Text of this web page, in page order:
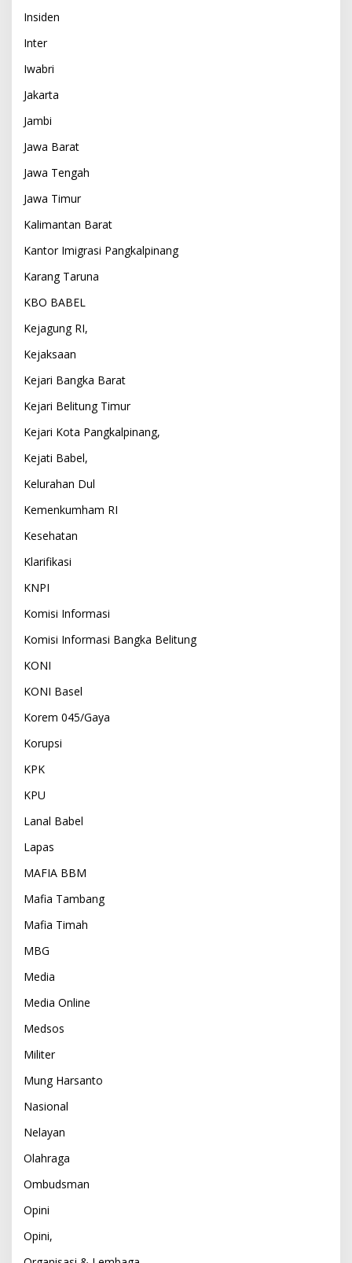
Insiden
Inter
Iwabri
Jakarta
Jambi
Jawa Barat
Jawa Tengah
Jawa Timur
Kalimantan Barat
Kantor Imigrasi Pangkalpinang
Karang Taruna
KBO BABEL
Kejagung RI,
Kejaksaan
Kejari Bangka Barat
Kejari Belitung Timur
Kejari Kota Pangkalpinang,
Kejati Babel,
Kelurahan Dul
Kemenkumham RI
Kesehatan
Klarifikasi
KNPI
Komisi Informasi
Komisi Informasi Bangka Belitung
KONI
KONI Basel
Korem 045/Gaya
Korupsi
KPK
KPU
Lanal Babel
Lapas
MAFIA BBM
Mafia Tambang
Mafia Timah
MBG
Media
Media Online
Medsos
Militer
Mung Harsanto
Nasional
Nelayan
Olahraga
Ombudsman
Opini
Opini,